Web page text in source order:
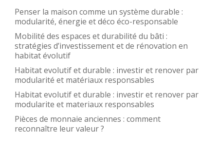
Penser la maison comme un système durable :
modularité, énergie et déco éco-responsable
Mobilité des espaces et durabilité du bâti :
stratégies d’investissement et de rénovation en
habitat évolutif
Habitat evolutif et durable : investir et renover par
modularité et matériaux responsables
Habitat evolutif et durable : investir et renover par
modularite et materiaux responsables
Pièces de monnaie anciennes : comment
reconnaître leur valeur ?